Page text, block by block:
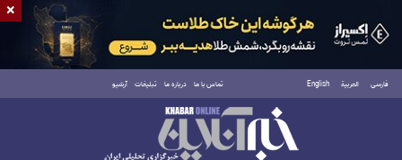
فارسی العربية English تماس با ما درباره ما تبلیغات آرشیو
شنبه ۱۷ مرداد ۱۴۰۵
×